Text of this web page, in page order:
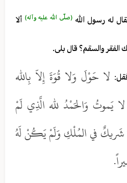
له رسول الله (صلّى الله عليه وآله) ألا
الفقر والسقم؟ قال بلى.
لا حَوْلَ وَلا قُوَةَ إِلاّ بِالله
يَموتُ وَالحَمْدُ لله الَّذِي لَمْ
في المُلْكِ وَلَمْ يَكُنْ لَهُ